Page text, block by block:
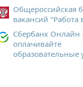
Общероссийская
вакансий "Работа
Сбербанк Онлайн
оплачивайте
образовательные